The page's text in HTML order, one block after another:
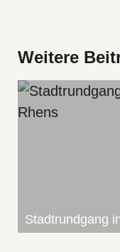
Weitere
Stadtrundgang